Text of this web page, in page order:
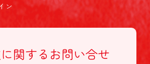
ン
関する お問い合せ